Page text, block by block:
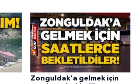
Zonguldak'a gelmek için